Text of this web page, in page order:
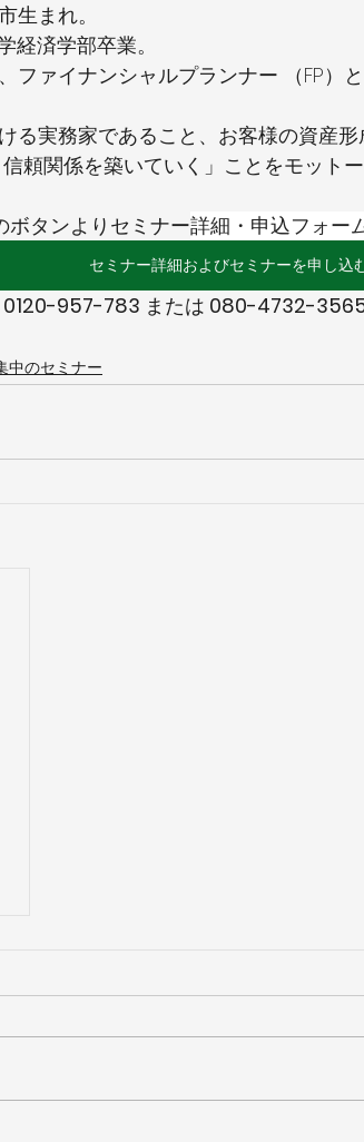
生まれ。
経済学部卒業。
ファイナンシャルプランナー （FP）
る実務家であること、お客様の資産
頼関係を築いていく」ことをモットー
ボタンよりセミナー詳細・申込フォー
セミナー詳細およびセミナーを申し込
0120-957-783 または 080-4732-
中のセミナー